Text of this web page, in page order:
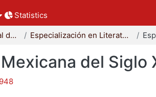
Statistics
Coordinación Divisional de Posgrado Especialización en Literatura Mexicana del Siglo XX
del Siglo